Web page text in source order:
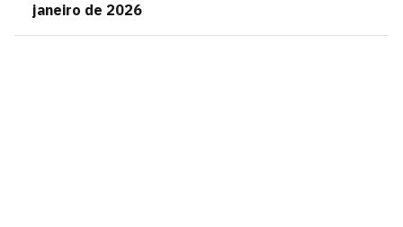
janeiro de 2026